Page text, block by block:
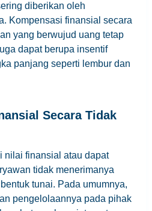
diberikan oleh
Kompensasi finansial secara
yang berwujud uang tetap
dapat berupa insentif
panjang seperti lembur dan
Secara Tidak
nilai finansial atau dapat
tidak menerimanya
tunai. Pada umumnya,
pengelolaannya pada pihak